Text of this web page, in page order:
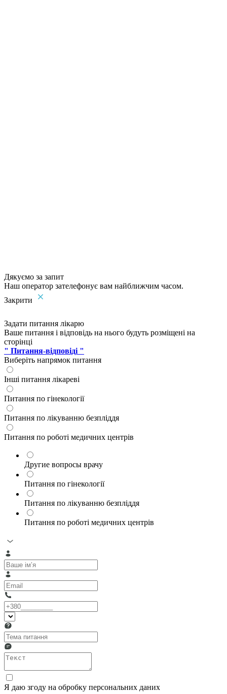
Дякуємо за запит
Наш оператор зателефонує вам найближчим часом.
Закрити
Задати питання лікарю
Ваше питання і відповідь на нього будуть розміщені на
сторінці
" Питання-відповіді "
Виберіть напрямок питання
Інші питання лікареві
Питання по гінекології
Питання по лікуванню безпліддя
Питання по роботі медичних центрів
Другие вопросы врачу
Питання по гінекології
Питання по лікуванню безпліддя
Питання по роботі медичних центрів
Я даю згоду на обробку персональних даних